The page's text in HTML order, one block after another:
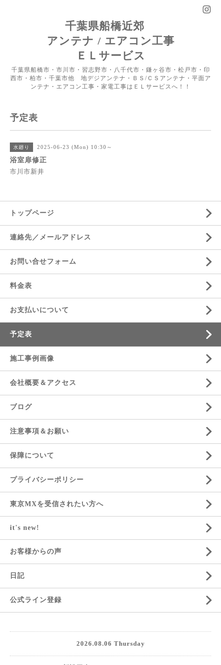
千葉県船橋近郊
アンテナ / エアコン工事
ＥＬサービス
千葉県船橋市・市川市・習志野市・八千代市・鎌ヶ谷市・松戸市・印
西市・柏市・千葉市他 地デジアンテナ・ＢＳ/ＣＳアンテナ・平面ア
ンテナ・エアコン工事・家電工事はＥＬサービスへ！！
予定表
水廻り 2025-06-23 (Mon) 10:30～
浴室扉修正
市川市新井
トップページ
連絡先／メールアドレス
お問い合せフォーム
料金表
お支払いについて
予定表
施工事例画像
会社概要＆アクセス
ブログ
注意事項＆お願い
保障について
プライバシーポリシー
東京MXを受信されたい方へ
it's new!
お客様からの声
日記
公式ライン登録
2026.08.06 Thursday